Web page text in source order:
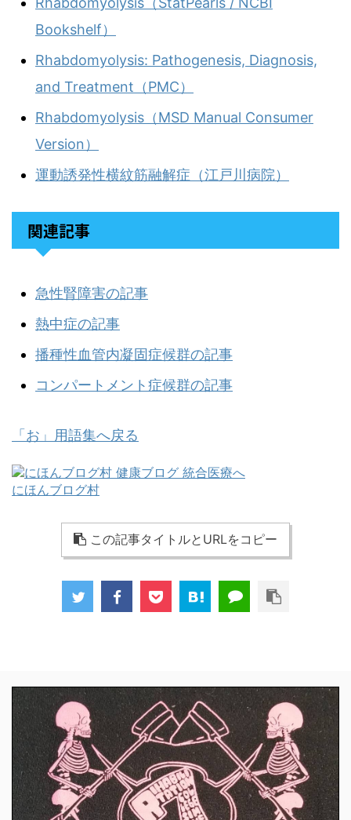
Bookshelf）
Rhabdomyolysis: Pathogenesis, Diagnosis,
and Treatment（PMC）
Rhabdomyolysis（MSD Manual Consumer
Version）
運動誘発性横紋筋融解症（江戸川病院）
関連記事
急性腎障害の記事
熱中症の記事
播種性血管内凝固症候群の記事
コンパートメント症候群の記事
「お」用語集へ戻る
にほんブログ村
この記事タイトルとURLをコピー